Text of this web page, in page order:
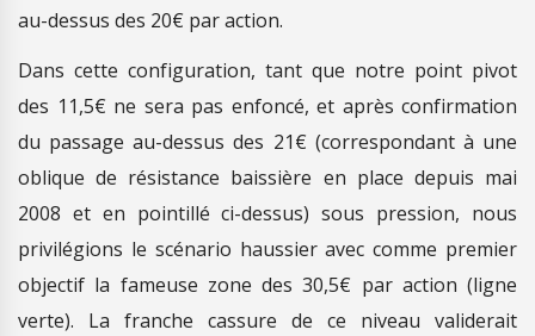
au-dessus des 20€ par action.
Dans cette configuration, tant que notre point pivot
des 11,5€ ne sera pas enfoncé, et après confirmation
du passage au-dessus des 21€ (correspondant à une
oblique de résistance baissière en place depuis mai
2008 et en pointillé ci-dessus) sous pression, nous
privilégions le scénario haussier avec comme premier
objectif la fameuse zone des 30,5€ par action (ligne
verte). La franche cassure de ce niveau validerait